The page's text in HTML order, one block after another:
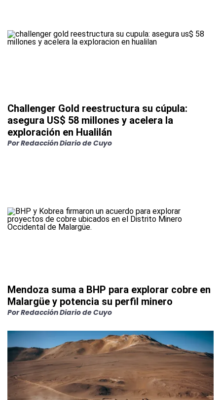
Challenger Gold reestructura su cúpula:
asegura US$ 58 millones y acelera la
exploración en Hualilán
PorRedacción Diario de Cuyo
Mendoza suma a BHP para explorar cobre en
Malargüe y potencia su perfil minero
PorRedacción Diario de Cuyo